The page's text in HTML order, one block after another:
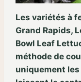
Les variétés à
Grand Rapids,
Bowl Leaf
méthode de
uniquement